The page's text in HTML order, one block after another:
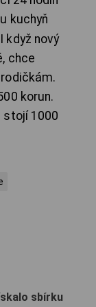
kuchyň
když nový
chce
korun.
stojí 1000
sbírku